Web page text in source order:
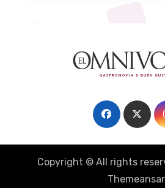
Copyright © All rights
Themeansar